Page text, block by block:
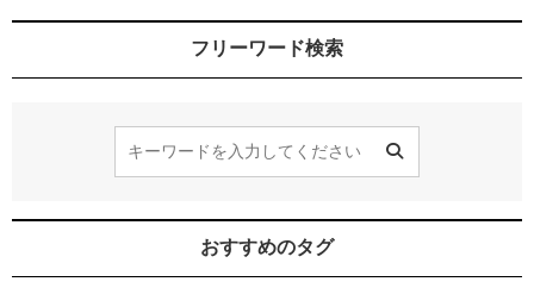
フリーワード検索
おすすめのタグ